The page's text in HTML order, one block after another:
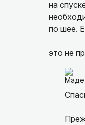
на
по шее.
это не
в целом
не могу